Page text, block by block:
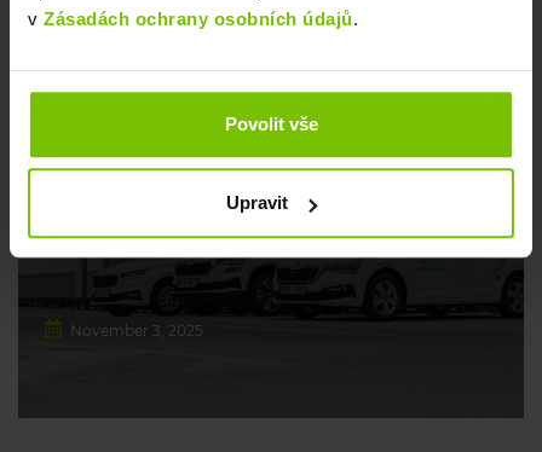
v Zásadách ochrany osobních údajů.
Povolit vše
Upravit
KOLBENOVA STREET
November 3, 2025